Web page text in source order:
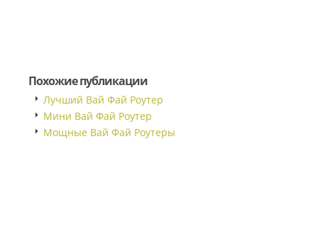
Похожие публикации
Лучший Вай Фай Роутер
Мини Вай Фай Роутер
Мощные Вай Фай Роутеры